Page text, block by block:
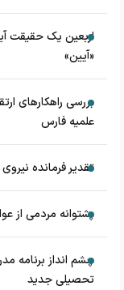
اربعین یک حقیقت
«آیین»
بررسی راهکارهای
علمیه فارس
تقدیر فرمانده
پشتوانه مردمی
چشم‌ انداز برنامه
تحصیلی جدید